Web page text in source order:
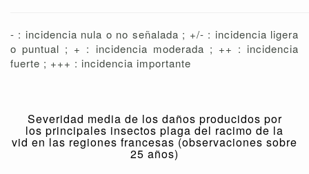
- : incidencia nula o no señalada ; +/- : incidencia ligera
o puntual ; + : incidencia moderada ; ++ : incidencia
fuerte ; +++ : incidencia importante
Severidad media de los daños producidos por
los principales insectos plaga del racimo de la
vid en las regiones francesas (observaciones sobre
25 años)